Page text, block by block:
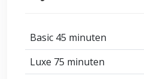
Basic 45 minuten
Luxe 75 minuten